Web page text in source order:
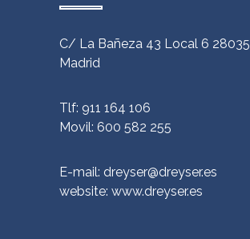
C/ La Bañeza 43 Local 6 28035
Madrid
Tlf: 911 164 106
Movil: 600 582 255
E-mail: dreyser@dreyser.es
website: www.dreyser.es